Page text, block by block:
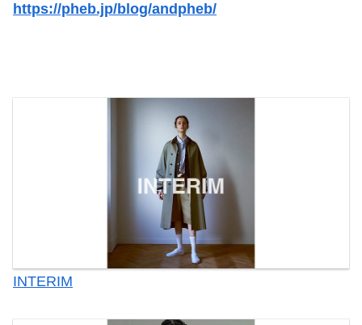
https://pheb.jp/blog/andpheb/
INTERIM